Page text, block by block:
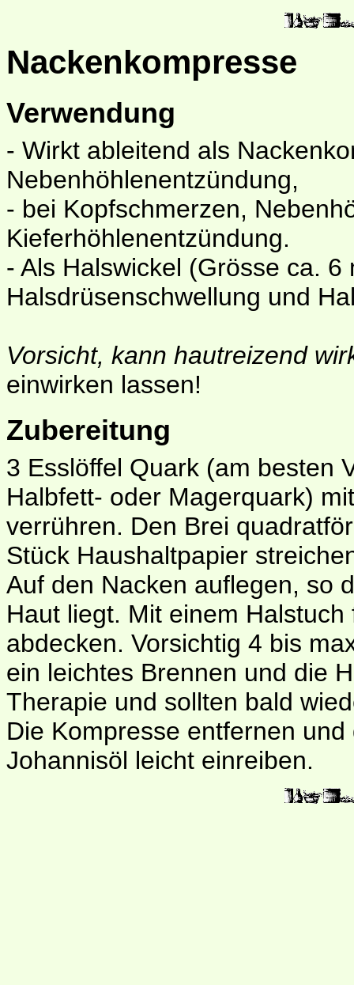
Nackenkompresse
Verwendung
- Wirkt ableitend als
Nebenhöhlenentzündung,
- bei Kopfschmerzen,
Kieferhöhlenentzündung.
- Als Halswickel (Grösse ca. 6
Halsdrüsenschwellung und
Vorsicht, kann hautreizend
einwirken lassen!
Zubereitung
3 Esslöffel Quark (am besten
Halbfett- oder Magerquark)
verrühren. Den Brei
Stück Haushaltpapier
Auf den Nacken auflegen, so
Haut liegt. Mit einem
abdecken. Vorsichtig 4 bis
ein leichtes Brennen und die
Therapie und sollten bald
Die Kompresse entfernen
Johannisöl leicht einreiben.